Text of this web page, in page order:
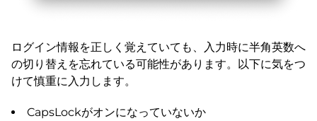
ログイン情報を正しく覚えていても、入力時に半角英数へ
の切り替えを忘れている可能性があります。以下に気をつ
けて慎重に入力します。
CapsLockがオンになっていないか